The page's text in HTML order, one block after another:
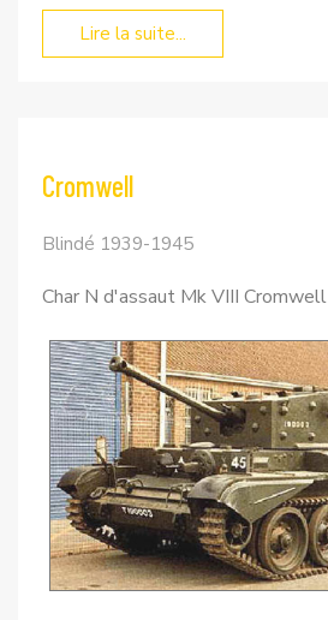
Lire la suite...
Cromwell
Blindé 1939-1945
Char N d'assaut Mk VIII Cromwell